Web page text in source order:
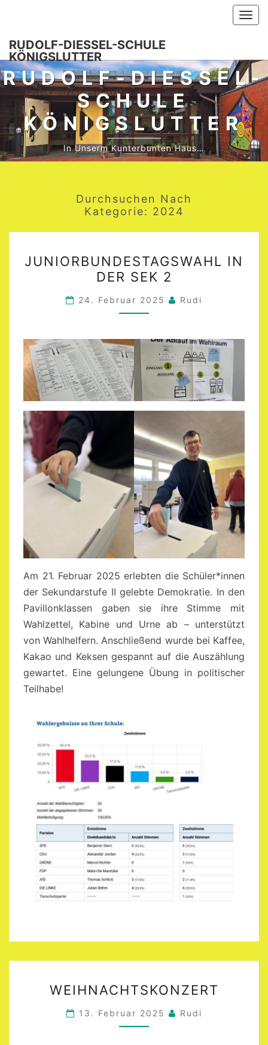
content
RUDOLF-DIESSEL-SCHULE K
ÖNIGSLUTTER
RUDOLF-DIESSEL-S
CHULE K
ÖNIGSLUTTER
In Unserm Kunterbunten Haus…
Durchsuchen Nach
Kategorie: 2024
IN
DER
SEK
2
JUNIORBUNDESTAGSWAHL IN
DER SEK 2
24. Februar 2025 Rudi
Am 21. Februar 2025 erlebten die Schüler*innen
der Sekundarstufe II gelebte Demokratie. In den
Pavillonklassen gaben sie ihre Stimme mit
Wahlzettel, Kabine und Urne ab – unterstützt
von Wahlhelfern. Anschließend wurde bei Kaffee,
Kakao und Keksen gespannt auf die Auszählung
gewartet. Eine gelungene Übung in politischer
Teilhabe!
WEIHNACHTSKONZERT
13. Februar 2025 Rudi